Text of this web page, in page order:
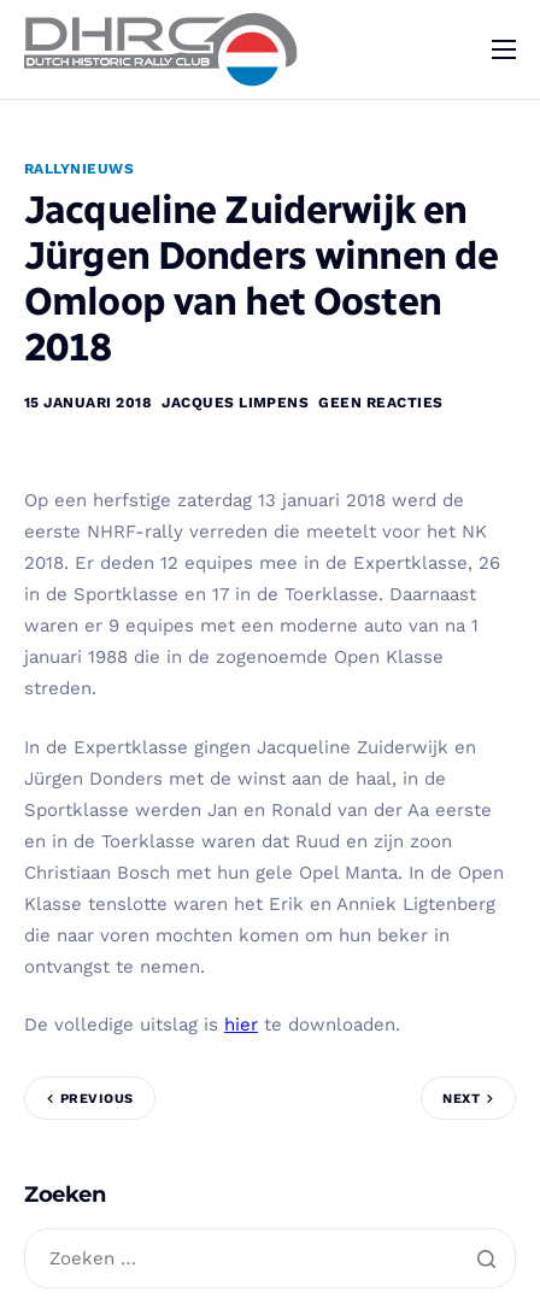
Vraag & Aanbod
Nieuws
Contact
RALLYNIEUWS
Jacqueline Zuiderwijk en
Jürgen Donders winnen de
Omloop van het Oosten
2018
15 JANUARI 2018 JACQUES LIMPENS GEEN REACTIES
Op een herfstige zaterdag 13 januari 2018 werd de
eerste NHRF-rally verreden die meetelt voor het NK
2018. Er deden 12 equipes mee in de Expertklasse, 26
in de Sportklasse en 17 in de Toerklasse. Daarnaast
waren er 9 equipes met een moderne auto van na 1
januari 1988 die in de zogenoemde Open Klasse
streden.
In de Expertklasse gingen Jacqueline Zuiderwijk en
Jürgen Donders met de winst aan de haal, in de
Sportklasse werden Jan en Ronald van der Aa eerste
en in de Toerklasse waren dat Ruud en zijn zoon
Christiaan Bosch met hun gele Opel Manta. In de Open
Klasse tenslotte waren het Erik en Anniek Ligtenberg
die naar voren mochten komen om hun beker in
ontvangst te nemen.
De volledige uitslag is hier te downloaden.
PREVIOUS NEXT
Zoeken